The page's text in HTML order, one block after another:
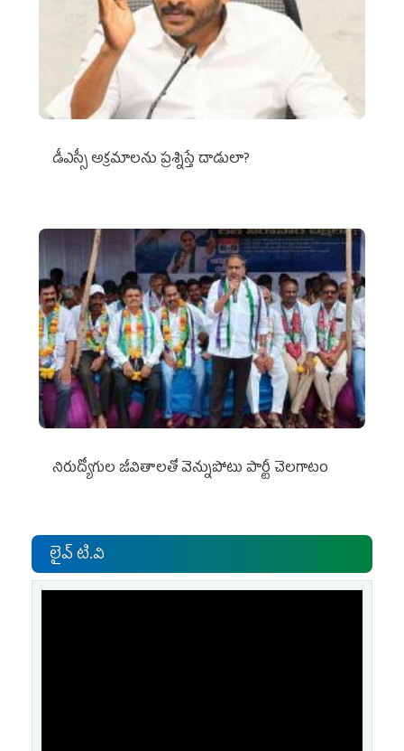
డీఎస్సీ అక్రమాలను ప్రశ్నిస్తే దాడులా?
నిరుద్యోగుల జీవితాలతో వెన్నుపోటు పార్టీ చెలగాటం
లైవ్ టి.వి